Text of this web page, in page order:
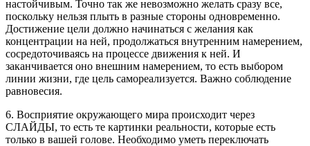
настойчивым. Точно так же невозможно желать сразу все,
поскольку нельзя плыть в разные стороны одновременно.
Достижение цели должно начинаться с желания как
концентрации на ней, продолжаться внутренним намерением,
сосредоточиваясь на процессе движения к ней. И
заканчивается оно внешним намерением, то есть выбором
линии жизни, где цель самореализуется. Важно соблюдение
равновесия.
6. Восприятие окружающего мира происходит через
СЛАЙДЫ, то есть те картинки реальности, которые есть
только в вашей голове. Необходимо уметь переключать